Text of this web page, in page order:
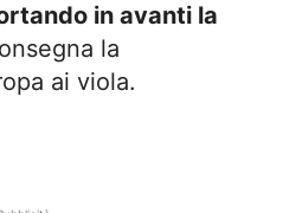
in avanti la
la
ai viola.